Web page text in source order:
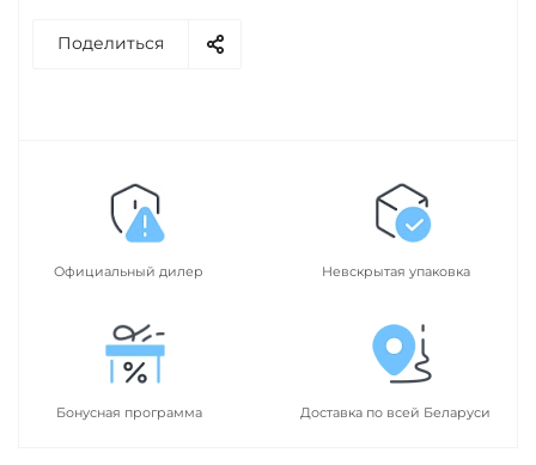
Поделиться
Официальный дилер Невскрытая упаковка
Бонусная программа Доставка по всей Беларуси